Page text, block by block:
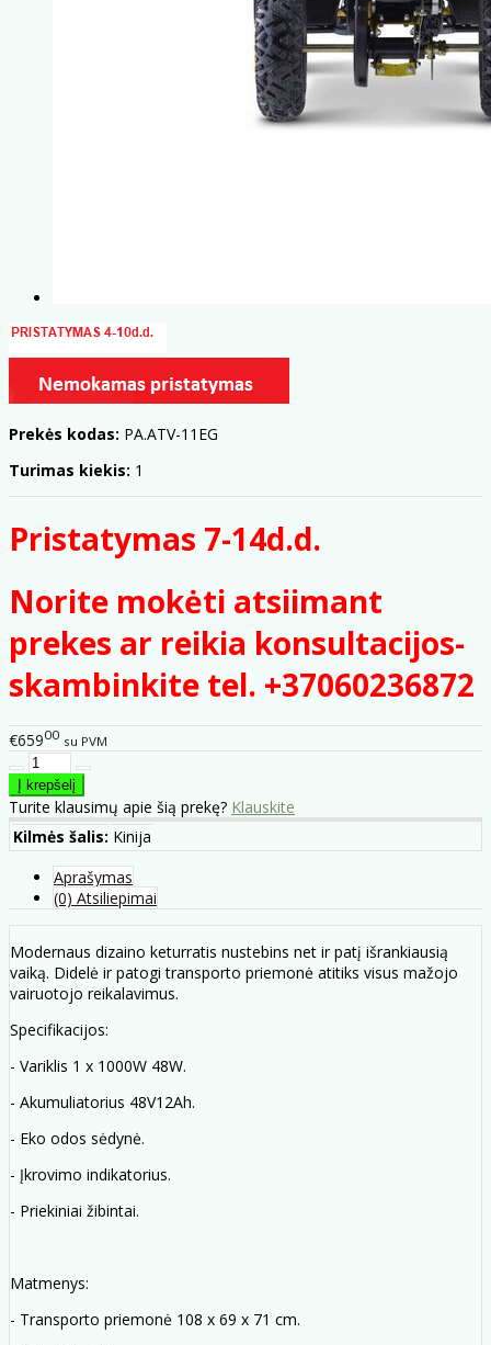
Prekės kodas: PA.ATV-11EG
Turimas kiekis: 1
Pristatymas 7-14d.d.
Norite mokėti atsiimant
prekes ar reikia konsultacijos-
skambinkite tel. +37060236872
€65900 su PVM
Turite klausimų apie šią prekę? Klauskite
Kilmės šalis: Kinija
Aprašymas
(0) Atsiliepimai
Modernaus dizaino keturratis nustebins net ir patį išrankiausią
vaiką. Didelė ir patogi transporto priemonė atitiks visus mažojo
vairuotojo reikalavimus.
Specifikacijos:
- Variklis 1 x 1000W 48W.
- Akumuliatorius 48V12Ah.
- Eko odos sėdynė.
- Įkrovimo indikatorius.
- Priekiniai žibintai.
Matmenys:
- Transporto priemonė 108 x 69 x 71 cm.